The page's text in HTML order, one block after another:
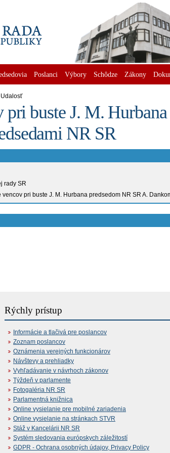
Poslanci Výbory Schôdze Zákony
Udalosť
pri buste J. M.
NR SR
rady SR
vencov pri buste J. M. Hurbana predsedom NR SR A.
Rýchly prístup
Informácie a tlačivá pre poslancov
Zoznam poslancov
Oznámenia verejných funkcionárov
Návštevy a prehliadky
Vyhľadávanie v návrhoch zákonov
Týždeň v parlamente
Fotogaléria NR SR
Parlamentná knižnica
Online vysielanie pre mobilné zariadenia
Online vysielanie na stránkach STVR
Stáž v Kancelárii NR SR
Systém sledovania európskych záležitostí
GDPR - Ochrana osobných údajov, Privacy Policy